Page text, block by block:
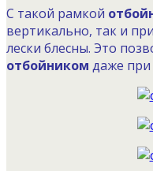
С такой рамкой
вертикально, так и
лески блесны. Это
отбойником даже при